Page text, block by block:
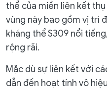
thể của miền liên kết
vùng này bao gồm vị trí
kháng thể S309 nổi
rộng rãi.
Mặc dù sự liên kết với
dẫn đến hoạt tính vô